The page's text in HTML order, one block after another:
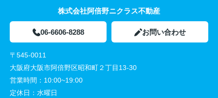
株式会社阿倍野ニクラス不動産
06-6606-8288 お問い合わせ
〒545-0011
大阪府大阪市阿倍野区昭和町２丁目13-30
営業時間： 10:00~19:00
定休日： 水曜日